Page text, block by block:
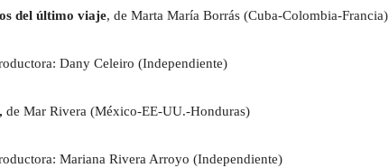
del último viaje, de Marta María Borrás (Cuba-Colombia-Francia)
Dany Celeiro (Independiente)
de Mar Rivera (México-EE-UU.-Honduras)
Mariana Rivera Arroyo (Independiente)